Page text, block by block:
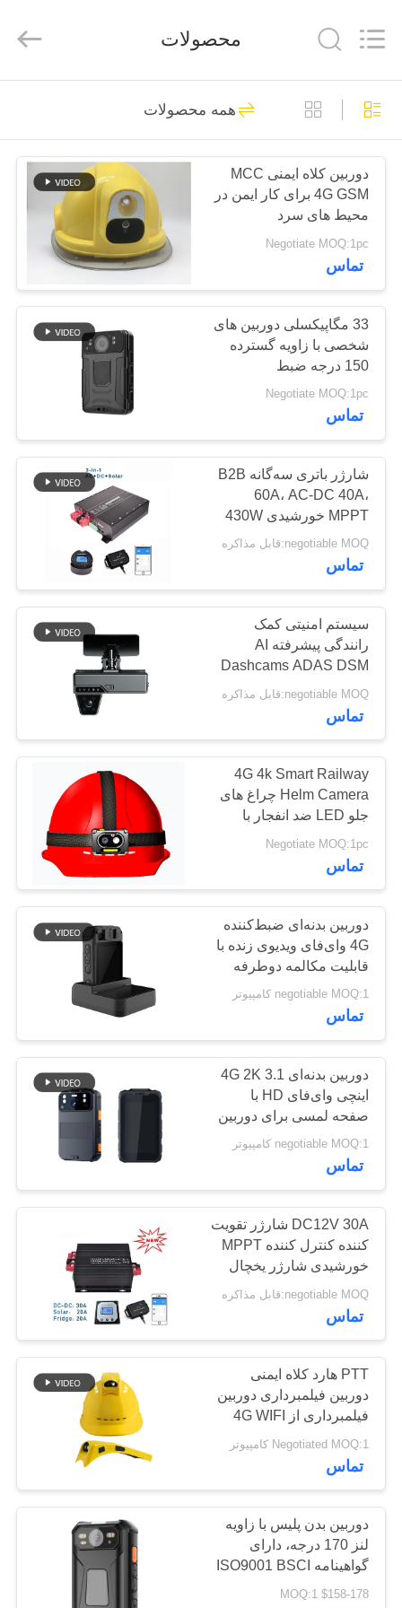
خونه
محصولات
ویدیو
نمایش
VR
درباره
تور
کارخانه
کنترل
کیفیت
تماس
بگیرید
اخبار
پرونده
درخواست
نقل قول
نقشه
سایت
سیاست
حفظ
حریم
خصوصی
Electronic
Co.,
دوربین های فرسوده
پلیس
186
دوربین های بدن پلیس
117
دوربین 4G بدنه
فرسوده
137
دوربین ایمنی کلاه
ایمنی
301
دوربین های داش 4G
142
4G DVR موبایل
56
شارژر باتری DC
125
دوربین پوشیده شده
بدن
86
محصولات
همه محصولات
دوربین کلاه ایمنی MCC
4G GSM برای کار ایمن در
محیط های سرد
Negotiate MOQ:1pc
تماس
33 مگاپیکسلی دوربین های
شخصی با زاویه گسترده
150 درجه ضبط
Negotiate MOQ:1pc
تماس
شارژر باتری سه‌گانه B2B
60A، AC-DC 40A،
MPPT خورشیدی 430W
negotiable MOQ:قابل مذاکره
تماس
سیستم امنیتی کمک
رانندگی پیشرفته AI
Dashcams ADAS DSM
SOS GPS
negotiable MOQ:قابل مذاکره
تماس
4G 4k Smart Railway
Helm Camera چراغ های
جلو LED ضد انفجار با
دوربین ضد لرزش
Negotiate MOQ:1pc
تماس
دوربین بدنه‌ای ضبط‌کننده
4G وای‌فای ویدیوی زنده با
قابلیت مکالمه دوطرفه
برای نیروهای نظامی،
پلیس و دوربین‌های جنگی
negotiable MOQ:1 کامپیوتر
تماس
دوربین بدنه‌ای 4G 2K 3.1
اینچی وای‌فای HD با
صفحه لمسی برای دوربین
امنیتی مجریان قانون
negotiable MOQ:1 کامپیوتر
تماس
DC12V 30A شارژر تقویت
کننده کنترل کننده MPPT
خورشیدی شارژر یخچال
برای RV
negotiable MOQ:قابل مذاکره
تماس
PTT هارد کلاه ایمنی
دوربین فیلمبرداری دوربین
فیلمبرداری از 4G WIFI
پشتیبانی می کند
Negotiated MOQ:1 کامپیوتر
تماس
دوربین بدن پلیس با زاویه
لنز 170 درجه، دارای
گواهینامه ISO9001 BSCI
$158-178 MOQ:1